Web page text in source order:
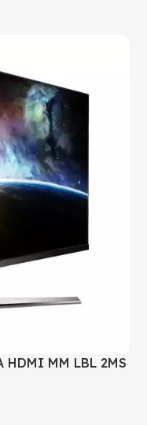
HDMI MM LBL 2MS